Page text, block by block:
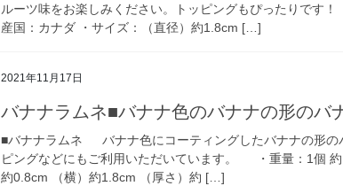
ルーツ味をお楽しみください。トッピングもぴったりで
産国：カナダ ・サイズ：（直径）約1.8cm […]
2021年11月17日
バナナラムネ■バナナ色のバナナの形のバ
■バナナラムネ バナナ色にコーティングしたバナナの形の
ピングなどにもご利用いただいています。 ・重量：1個 約
約0.8cm （横）約1.8cm （厚さ）約 […]